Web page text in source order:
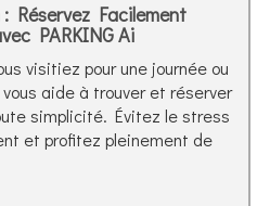
Réservez Facilement
PARKING Ai
visitiez pour une journée ou
vous aide à trouver et réserver
simplicité. Évitez le stress
et profitez pleinement de